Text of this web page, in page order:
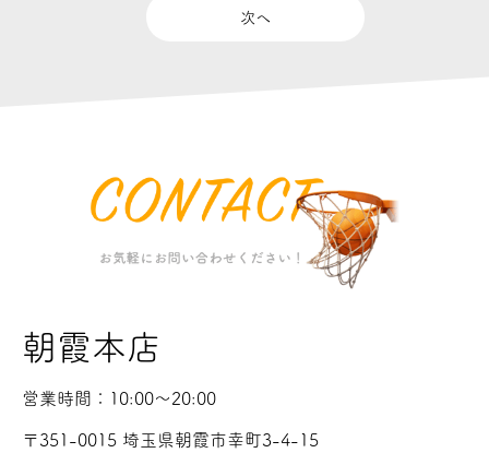
次へ
朝霞本店
営業時間：10:00〜20:00
〒351-0015 埼玉県朝霞市幸町3-4-15